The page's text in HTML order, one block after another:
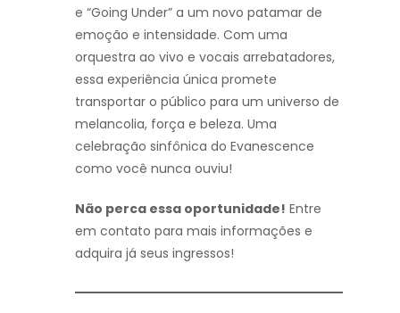
e “Going Under” a um novo patamar de
emoção e intensidade. Com uma
orquestra ao vivo e vocais arrebatadores,
essa experiência única promete
transportar o público para um universo de
melancolia, força e beleza. Uma
celebração sinfônica do Evanescence
como você nunca ouviu!
Não perca essa oportunidade! Entre
em contato para mais informações e
adquira já seus ingressos!